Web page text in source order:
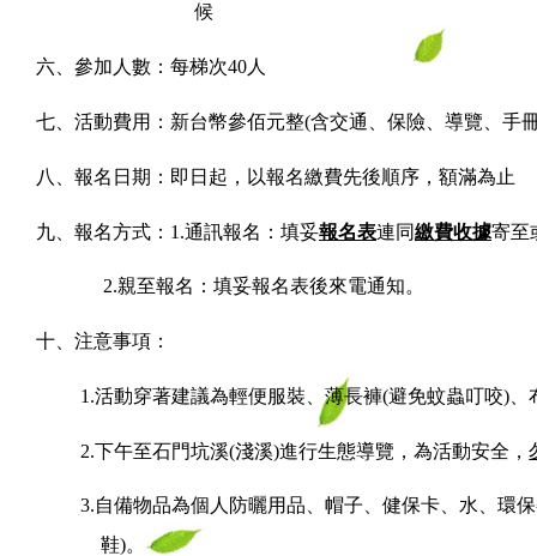
候
六、參加人數：每梯次40人
七、活動費用：新台幣參佰元整(含交通、保險、導覽、手
八、報名日期：即日起，以報名繳費先後順序，額滿為止
九、報名方式： 1.通訊報名：填妥報名表連同繳費收據寄至
2.親至報名：填妥報名表後來電通知。
十、注意事項：
1.活動穿著建議為輕便服裝、薄長褲(避免蚊蟲叮咬)
2.下午至石門坑溪(淺溪)進行生態導覽，為活動安全，
3.自備物品為個人防曬用品、帽子、健保卡、水、環
鞋)。